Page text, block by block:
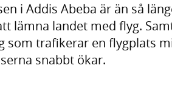
i Addis Abeba är än så
lämna landet med flyg.
som trafikerar en flygplats
snabbt ökar.